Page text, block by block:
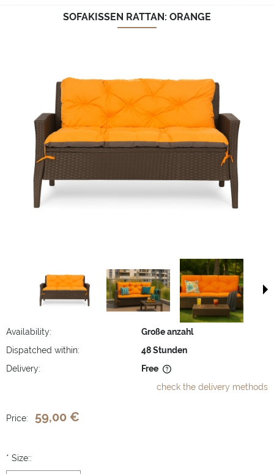
SOFAKISSEN RATTAN: ORANGE
Availability:
Große anzahl
Dispatched within:
48 Stunden
Delivery:
Free
check the delivery methods
Price: 59,00 €
* Size::